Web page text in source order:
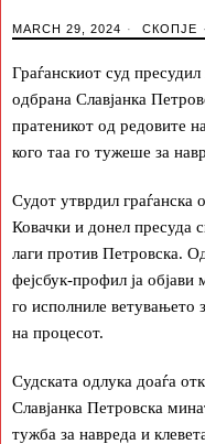
MARCH 29, 2024 СКОПЈЕ
Граѓанскиот суд
одбрана Славјанка
пратеникот од
кого таа го тужеше за
Судот утврдил граѓанска
Ковачки и донел пресуда
лаги против Петровска.
фејсбук-профил ја објави
го исполниле ветувањето
на процесот.
Судската одлука доаѓа
Славјанка Петровска
тужба за навреда и